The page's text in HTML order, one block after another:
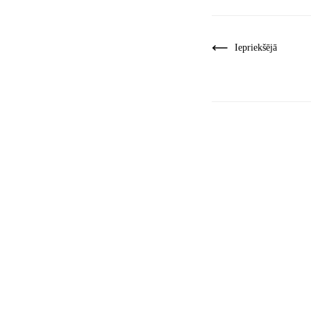
Iepriekšējā